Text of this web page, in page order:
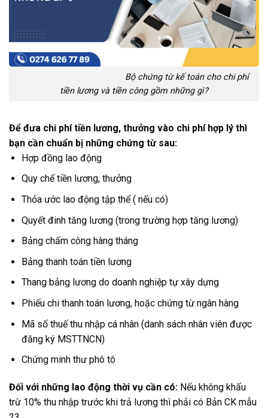
Bộ chứng từ kế toán cho chi phí
tiền lương và tiền công gồm những gì?
Để đưa chi phí tiền lương, thưởng vào chi phí hợp lý thì
bạn cần chuẩn bị những chứng từ sau:
Hợp đồng lao động
Quy chế tiền lương, thưởng
Thỏa ước lao động tập thể ( nếu có)
Quyết đinh tăng lương (trong trường hợp tăng lương)
Bảng chấm công hàng tháng
Bảng thanh toán tiền lương
Thang bảng lương do doanh nghiệp tự xây dựng
Phiếu chi thanh toán lương, hoặc chứng từ ngân hàng
Mã số thuế thu nhập cá nhân (danh sách nhân viên được
đăng ký MSTTNCN)
Chứng minh thư phô tô
Đối với những lao động thời vụ cần có: Nếu không khấu
trừ 10% thu nhập trước khi trả lương thì phải có Bản CK mẫu